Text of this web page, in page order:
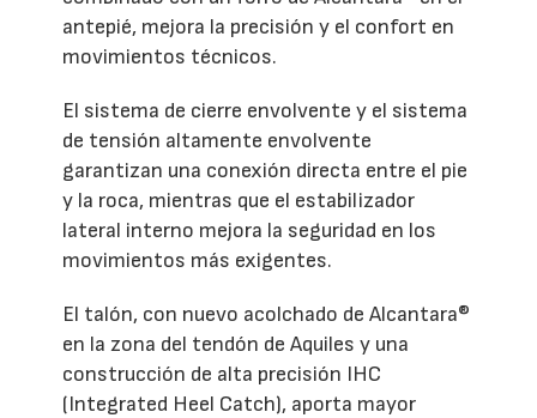
antepié, mejora la precisión y el confort en
movimientos técnicos.
El sistema de cierre envolvente y el sistema
de tensión altamente envolvente
garantizan una conexión directa entre el pie
y la roca, mientras que el estabilizador
lateral interno mejora la seguridad en los
movimientos más exigentes.
El talón, con nuevo acolchado de Alcantara®
en la zona del tendón de Aquiles y una
construcción de alta precisión IHC
(Integrated Heel Catch), aporta mayor